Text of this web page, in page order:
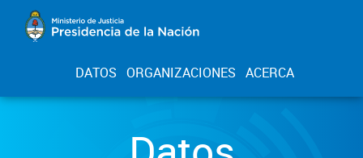
DATOS ORGANIZACIONES ACERCA